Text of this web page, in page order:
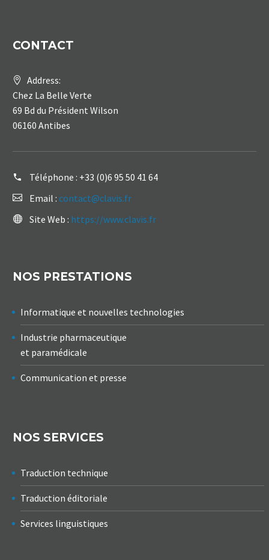
CONTACT
Address:
Chez La Belle Verte
69 Bd du Président Wilson
06160 Antibes
Téléphone : +33 (0)6 95 50 41 64
Email : contact@clavis.fr
Site Web : https://www.clavis.fr
NOS PRESTATIONS
Informatique et nouvelles technologies
Industrie pharmaceutique
et paramédicale
Communication et presse
NOS SERVICES
Traduction technique
Traduction éditoriale
Services linguistiques